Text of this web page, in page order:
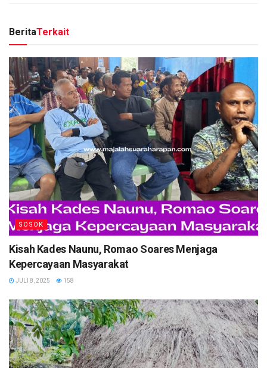
BeritaTerkait
SOSOK
Kisah Kades Naunu, Romao Soares Menjaga
Kepercayaan Masyarakat
JULI 8, 2025 158